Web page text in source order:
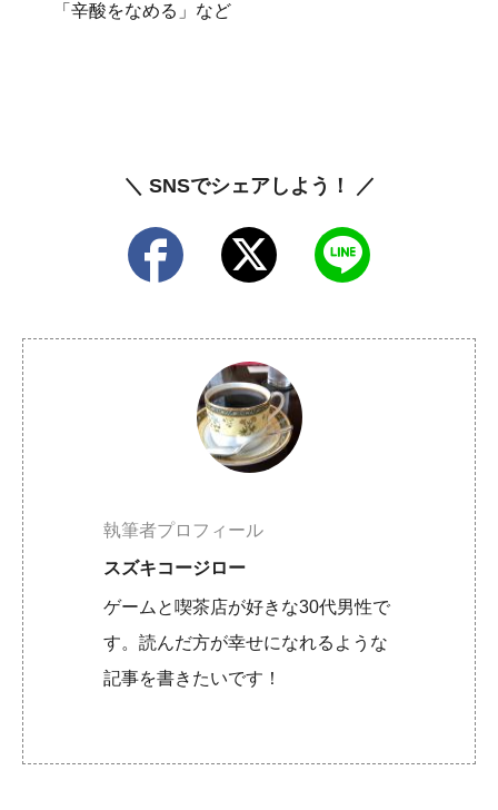
「辛酸をなめる」など
＼ SNSでシェアしよう！ ／
執筆者プロフィール
スズキコージロー
ゲームと喫茶店が好きな30代男性で
す。読んだ方が幸せになれるような
記事を書きたいです！